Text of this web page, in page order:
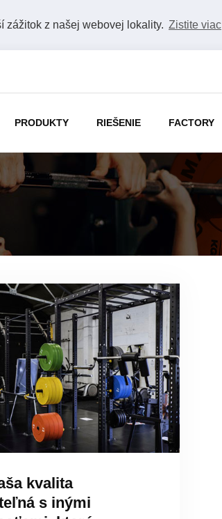
zážitok z našej webovej lokality. Zistite viac
PRODUKTY RIEŠENIE FACTORY
kvalita
s inými